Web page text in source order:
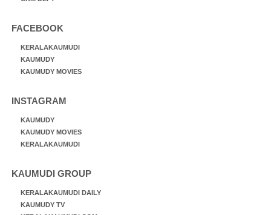
FACEBOOK
KERALAKAUMUDI
KAUMUDY
KAUMUDY MOVIES
INSTAGRAM
KAUMUDY
KAUMUDY MOVIES
KERALAKAUMUDI
KAUMUDI GROUP
KERALAKAUMUDI DAILY
KAUMUDY TV